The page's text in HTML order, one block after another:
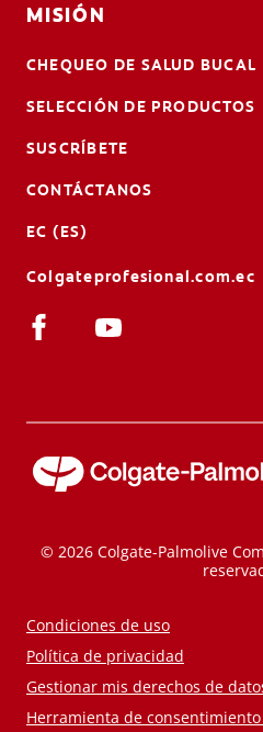
MISIÓN
CHEQUEO DE SALUD BUCAL
SELECCIÓN DE PRODUCTOS
SUSCRÍBETE
CONTÁCTANOS
EC (ES)
Colgateprofesional.com.ec
© 2026 Colgate-Palmolive
Condiciones de uso
Política de privacidad
Gestionar mis derechos de
Herramienta de consentimiento